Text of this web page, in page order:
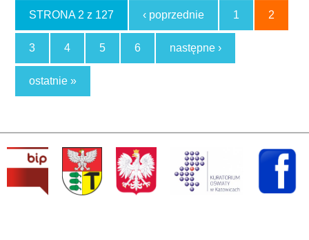
STRONA 2 z 127 ‹ poprzednie 1 2
3 4 5 6 następne ›
ostatnie »